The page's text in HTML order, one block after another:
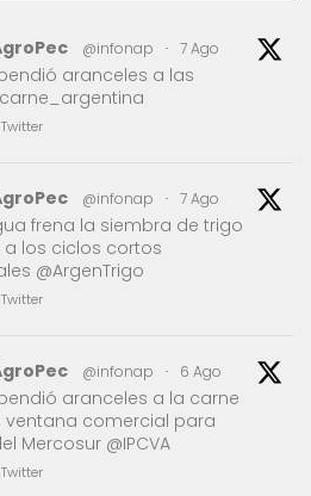
@infonap · 7 Ago
aranceles a las
Twitter
@infonap · 7 Ago
frena la siembra de trigo
los ciclos cortos
@ArgenTrigo
Twitter
@infonap · 6 Ago
aranceles a la carne
ventana comercial para
Mercosur @IPCVA
Twitter